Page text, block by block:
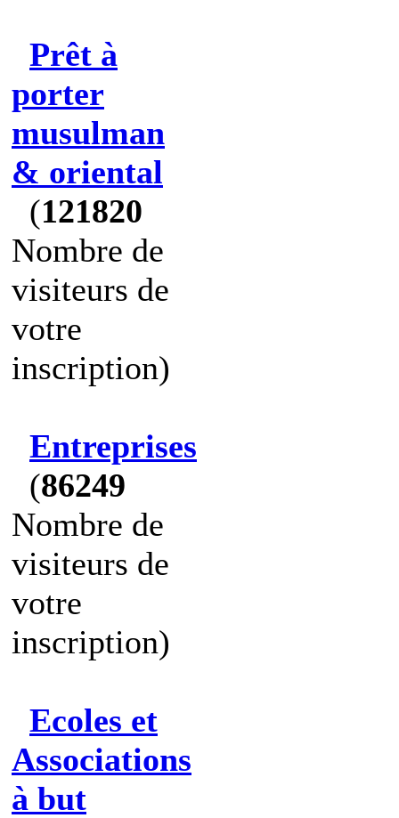
Prêt à
porter
musulman
& oriental
(121820
Nombre de
visiteurs de
votre
inscription)
Entreprises
(86249
Nombre de
visiteurs de
votre
inscription)
Ecoles et
Associations
à but